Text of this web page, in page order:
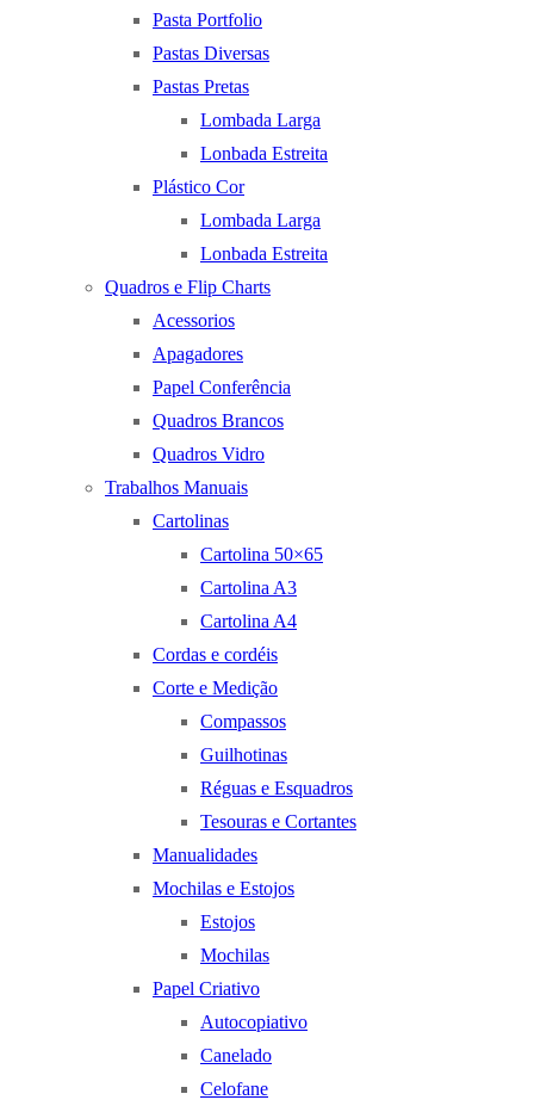
Pasta Portfolio
Pastas Diversas
Pastas Pretas
Lombada Larga
Lonbada Estreita
Plástico Cor
Lombada Larga
Lonbada Estreita
Quadros e Flip Charts
Acessorios
Apagadores
Papel Conferência
Quadros Brancos
Quadros Vidro
Trabalhos Manuais
Cartolinas
Cartolina 50×65
Cartolina A3
Cartolina A4
Cordas e cordéis
Corte e Medição
Compassos
Guilhotinas
Réguas e Esquadros
Tesouras e Cortantes
Manualidades
Mochilas e Estojos
Estojos
Mochilas
Papel Criativo
Autocopiativo
Canelado
Celofane